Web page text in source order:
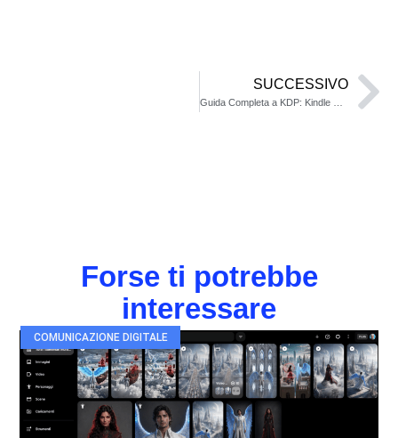
SUCCESSIVO
Forse ti potrebbe
interessare
COMUNICAZIONE DIGITALE